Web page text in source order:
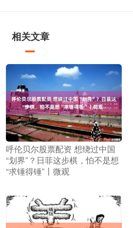
相关文章
呼伦贝尔股票配资 想绕过中国
“划界”？日菲这步棋，怕不是想
“求锤得锤”丨微观